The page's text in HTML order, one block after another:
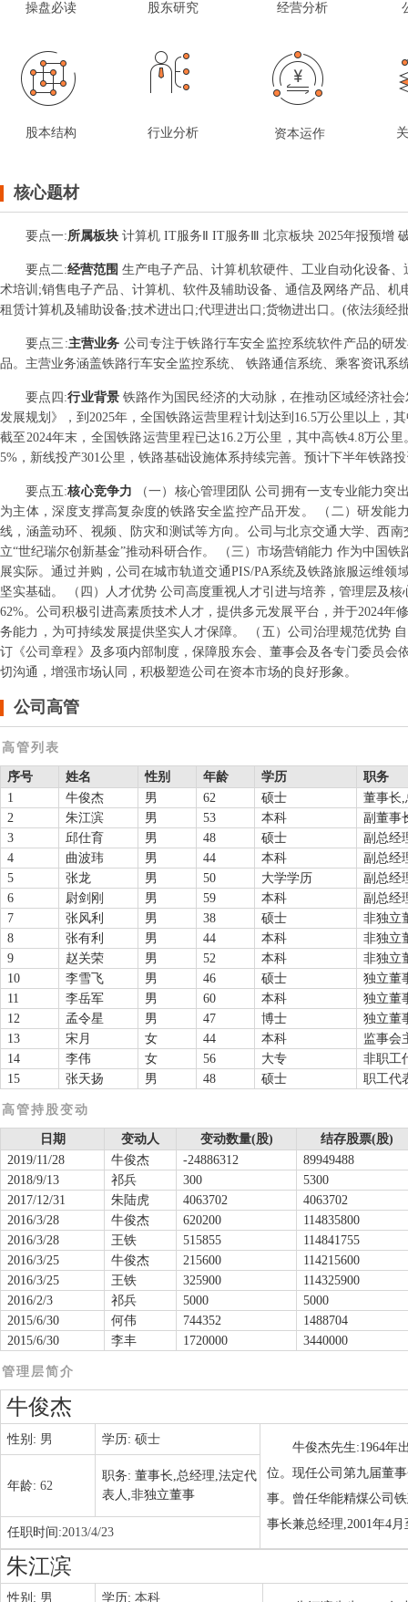
操盘必读 股东研究 经营分析
股本结构 行业分析 资本运作
核心题材
要点一:所属板块 计算机 IT服务Ⅱ IT服务Ⅲ 北京板块 2025年报预增
要点二:经营范围生产电子产品、计算机软硬件、工业自动化设备
术培训;销售电子产品、计算机、软件及辅助设备、通信及网络产品、
租赁计算机及辅助设备;技术进出口;代理进出口;货物进出口。(依法须
要点三 :主营业务 公司专注于铁路行车安全监控系统软件产品的研
品。主营业务涵盖铁路行车安全监控系统、 铁路通信系统、乘客资讯
要点 四 :行业背景 铁路作为国民经济的大动脉，在推动区域经济社
发展规划》，到2025年，全国铁路运营里程计划达到16.5万公里以上，
截至2024年末，全国铁路运营里程已达16.2万公里，其中高铁4.8万公
5%，新线投产301公里，铁路基础设施体系持续完善。预计下半年铁路
要点五:核心竞争力
（一）核心管理团队 公司拥有一支专业能力
为主体，深度支撑高复杂度的铁路安全监控产品开发。 （二）研发
线，涵盖动环、视频、防灾和测试等方向。公司与北京交通大学、西
立“世纪瑞尔创新基金”推动科研合作。 （三）市场营销能力 作为中国
展实际。通过并购，公司在城市轨道交通PIS/PA系统及铁路旅服运维
坚实基础。 （四）人才优势 公司高度重视人才引进与培养，管理层及
62%。公司积极引进高素质技术人才，提供多元发展平台，并于2024
务能力，为可持续发展提供坚实人才保障。 （五）公司治理规范优势
订《公司章程》及多项内部制度，保障股东会、董事会及各专门委员
切沟通，增强市场认同，积极塑造公司在资本市场的良好形象。
公司高管
高管列表
序号 姓名 性别 年龄 学历
职务
1
牛俊杰 男 62 硕士
董事长
2
朱江滨 男 53 本科
副董事
3
邱仕育 男 48 硕士
副总经
4
曲波玮 男 44 本科
副总经
5
张龙 男 50 大学学历
副总经
6
尉剑刚 男 59 本科
副总经
7
张风利 男 38 硕士
非独立
8
张有利 男 44 本科
非独立
9
赵关荣 男 52 本科
非独立
10
李雪飞 男 46 硕士
独立董
11
李岳军 男 60 本科
独立董
12
孟令星 男 47 博士
独立董
13
宋月 女 44 本科
监事会
14
李伟 女 56 大专
非职工
15
张天扬 男 48 硕士 职工代
高管持股变动
日期 变动人 变动数量(股)
结存股票(股)
2019/11/28
牛俊杰 -24886312
89949488
2018/9/13
祁兵 300
5300
2017/12/31
朱陆虎 4063702
4063702
2016/3/28
牛俊杰 620200
114835800
2016/3/28
王铁 515855
114841755
2016/3/25
牛俊杰 215600
114215600
2016/3/25
王铁 325900
114325900
2016/2/3
祁兵 5000
5000
2015/6/30
何伟 744352
1488704
2015/6/30
李丰 1720000 3440000
管理层简介
牛俊杰
性别: 男 学历: 硕士
牛俊杰先生:1964年
位。现任公司第九届董
事。曾任华能精煤公司
事长兼总经理,2001年4
年龄: 62
职务: 董事长,总经理,法定代
表人,非独立董事
任职时间:2013/4/23
朱江滨
性别: 男 学历: 本科